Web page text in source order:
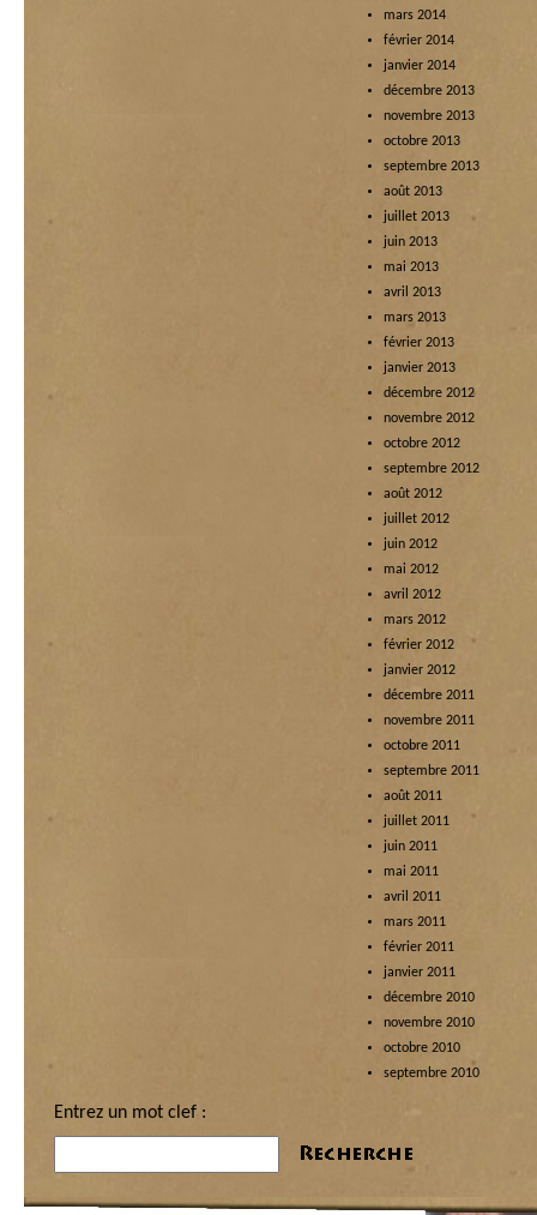
mars 2014
février 2014
janvier 2014
décembre 2013
novembre 2013
octobre 2013
septembre 2013
août 2013
juillet 2013
juin 2013
mai 2013
avril 2013
mars 2013
février 2013
janvier 2013
décembre 2012
novembre 2012
octobre 2012
septembre 2012
août 2012
juillet 2012
juin 2012
mai 2012
avril 2012
mars 2012
février 2012
janvier 2012
décembre 2011
novembre 2011
octobre 2011
septembre 2011
août 2011
juillet 2011
juin 2011
mai 2011
avril 2011
mars 2011
février 2011
janvier 2011
décembre 2010
novembre 2010
octobre 2010
septembre 2010
Entrez un mot clef :